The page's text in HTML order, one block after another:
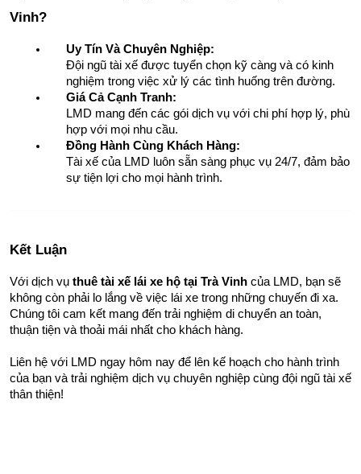
Vinh?
Uy Tín Và Chuyên Nghiệp:
Đội ngũ tài xế được tuyển chọn kỹ càng và có kinh
nghiệm trong việc xử lý các tình huống trên đường.
Giá Cả Cạnh Tranh:
LMD mang đến các gói dịch vụ với chi phí hợp lý, phù
hợp với mọi nhu cầu.
Đồng Hành Cùng Khách Hàng:
Tài xế của LMD luôn sẵn sàng phục vụ 24/7, đảm bảo
sự tiện lợi cho mọi hành trình.
Kết Luận
Với dịch vụ thuê tài xế lái xe hộ tại Trà Vinh của LMD, bạn sẽ
không còn phải lo lắng về việc lái xe trong những chuyến đi xa.
Chúng tôi cam kết mang đến trải nghiệm di chuyển an toàn,
thuận tiện và thoải mái nhất cho khách hàng.
Liên hệ với LMD ngay hôm nay để lên kế hoạch cho hành trình
của bạn và trải nghiệm dịch vụ chuyên nghiệp cùng đội ngũ tài xế
thân thiện!